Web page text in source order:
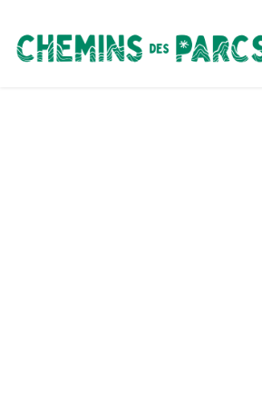
Chemins des Parcs